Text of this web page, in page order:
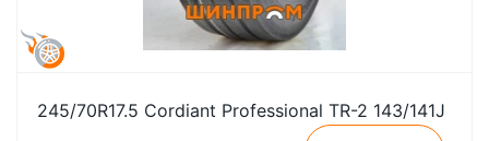
245/70R17.5 Cordiant Professional TR-2 143/141J